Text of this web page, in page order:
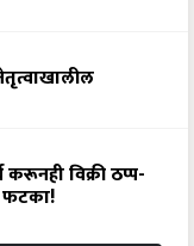
विक्री ठप्प-
फटका!